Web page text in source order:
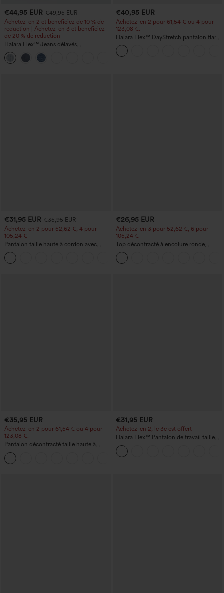
€44,95 EUR €49,95 EUR
Achetez-en 2 et bénéficiez de 10 % de
réduction | Achetez-en 3 et bénéficiez
de 20 % de réduction
Halara Flex™ Jeans délavés
décontractés, coupe baggy à jambe
large, taille basse asymétrique, poches
zippées
€40,95 EUR
Achetez-en 2 pour 61,54 € ou 4 pour
123,08 €.
Halara Flex™ DayStretch pantalon flare
de travail, taille mi-haute, poche latérale
zippée
€31,95 EUR €35,95 EUR
Achetez-en 2 pour 52,62 €, 4 pour
105,24 €
Pantalon taille haute à cordon avec
poches, jambe large et coupe ample,
style décontracté, effet lin
€26,95 EUR
Achetez-en 3 pour 52,62 €, 6 pour
105,24 €
Top décontracté à encolure ronde,
manches chauve-souris et coupe ample
€35,95 EUR
Achetez-en 2 pour 61,54 € ou 4 pour
123,08 €.
Pantalon décontracté taille haute à
jambe droite, effet lin, avec poches
€31,95 EUR
Achetez-en 2, le 3e est offert
Halara Flex™ Pantalon de travail taille
haute avec poche latérale arrière et
légère coupe évasée